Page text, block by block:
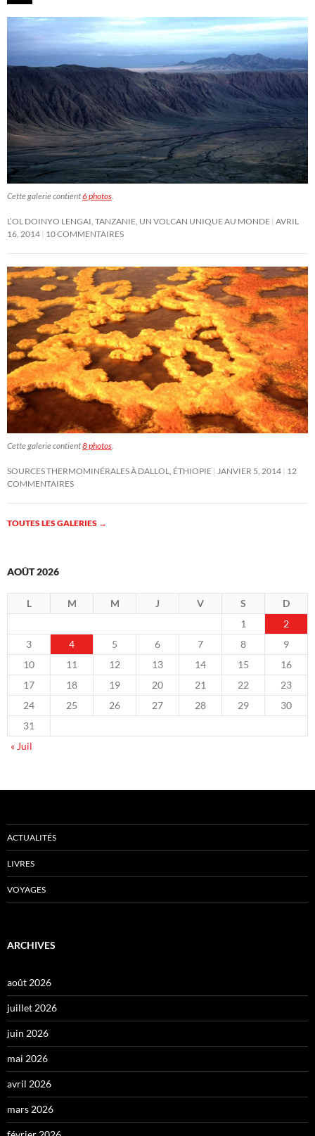
Cette galerie contient6 photos.
L’OL DOINYO LENGAI, TANZANIE, UN VOLCAN UNIQUE AU MONDE AVRIL
16, 2014 10 COMMENTAIRES
Cette galerie contient8 photos.
SOURCES THERMOMINÉRALES À DALLOL, ÉTHIOPIE JANVIER 5, 2014 12
COMMENTAIRES
TOUTES LES GALERIES →
AOÛT 2026
L M M J V S
D
1
2
3
4 5 6 7 8
9
10
11 12 13 14 15
16
17
18 19 20 21 22
23
24
25 26 27 28 29
30
31
« Juil
ACTUALITÉS
LIVRES
VOYAGES
ARCHIVES
août 2026
juillet 2026
juin 2026
mai 2026
avril 2026
mars 2026